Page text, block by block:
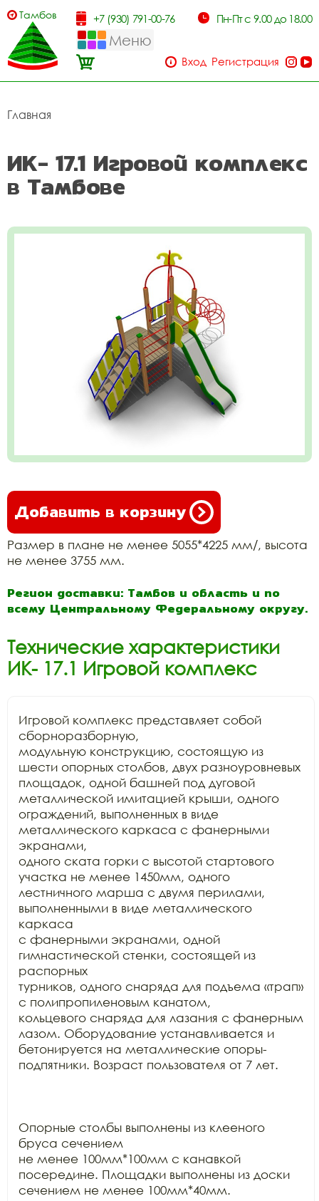
Тамбов +7 (930) 791-00-76 Пн-Пт с 9.00 до 18.00
Меню
Вход Регистрация
Главная
ИК- 17.1 Игровой комплекс
в Тамбове
Добавить в корзину
Размер в плане не менее 5055*4225 мм/, высота
не менее 3755 мм.
Регион доставки: Тамбов и область и по
всему Центральному Федеральному округу.
Технические характеристики
ИК- 17.1 Игровой комплекс
Игровой комплекс представляет собой
сборноразборную,
модульную конструкцию, состоящую из
шести опорных столбов, двух разноуровневых
площадок, одной башней под дуговой
металлической имитацией крыши, одного
ограждений, выполненных в виде
металлического каркаса с фанерными
экранами,
одного ската горки с высотой стартового
участка не менее 1450мм, одного
лестничного марша с двумя перилами,
выполненными в виде металлического
каркаса
с фанерными экранами, одной
гимнастической стенки, состоящей из
распорных
турников, одного снаряда для подъема «трап»
с полипропиленовым канатом,
кольцевого снаряда для лазания с фанерным
лазом. Оборудование устанавливается и
бетонируется на металлические опоры-
подпятники. Возраст пользователя от 7 лет.
Опорные столбы выполнены из клееного
бруса сечением
не менее 100мм*100мм с канавкой
посередине. Площадки выполнены из доски
сечением не менее 100мм*40мм.